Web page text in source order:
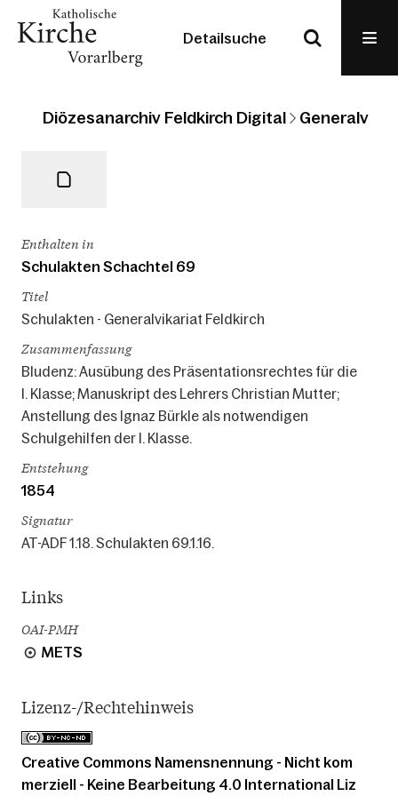
Detailsuche
Diözesanarchiv Feldkirch Digital
Enthalten in
Schulakten Schachtel 69
Titel
Schulakten - Generalvikariat Feldkirch
Zusammenfassung
Bludenz: Ausübung des Präsentationsrechtes für die
I. Klasse; Manuskript des Lehrers Christian Mutter;
Anstellung des Ignaz Bürkle als notwendigen
Schulgehilfen der I. Klasse.
Entstehung
1854
Signatur
AT-ADF 1.18. Schulakten 69.1.16.
Links
OAI-PMH
METS
Lizenz-/Rechtehinweis
Creative Commons Namensnennung - Nicht kom
merziell - Keine Bearbeitung 4.0 International Liz